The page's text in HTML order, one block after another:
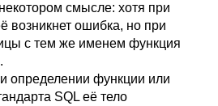
смысле: хотя при
возникнет ошибка, но при
с тем же именем функция
определении функции или
SQL её тело